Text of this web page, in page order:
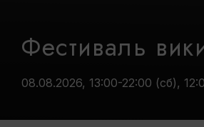
Фестиваль
08.08.2026, 13:00-22:00 (сб),